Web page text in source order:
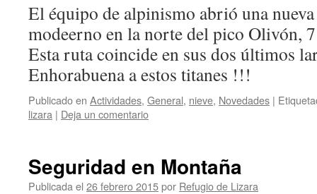
El équipo de alpinismo abrió una
modeerno en la norte del pico Olivón,
Esta ruta coincide en sus dos últimos
Enhorabuena a estos titanes !!!
Publicado en Actividades, General, nieve, Novedades |
lizara | Deja un comentario
Seguridad en Montaña
Publicada el 26 febrero 2015por Refugio de Lizara